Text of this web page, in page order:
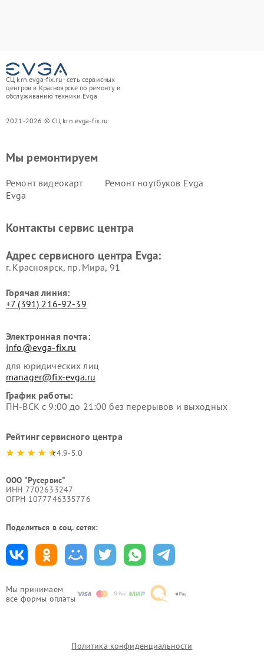
СЦ krn.evga-fix.ru - сеть сервисных
центров в Красноярске по ремонту и
обслуживанию техники Evga
2021-2026 © СЦ krn.evga-fix.ru
Мы принимаем
все формы оплаты
Мы ремонтируем
Ремонт видеокарт
Evga
Ремонт ноутбуков Evga
Контакты сервис центра
Адрес сервисного центра Evga:
г. Красноярск, ​пр. Мира, 91
Горячая линия:
+7 (391) 216-92-39
Электронная почта:
info@evga-fix.ru
для юридических лиц
manager@fix-evga.ru
График работы:
ПН-ВСК с 9:00 до 21:00 без перерывов и выходных
Рейтинг сервисного центра
4.9-5.0
ООО "Русервис"
ИНН 7702633247
ОГРН 1077746335776
Поделиться в соц. сетях:
Политика конфиденциальности